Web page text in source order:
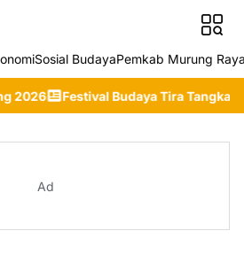
Sosial BudayaPemkab Murung
Budaya Tira Tangka Balang 2026
Ad